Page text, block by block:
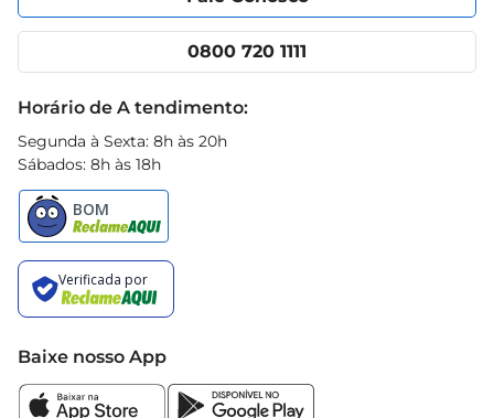
Cencosud Media
App Prezunic
0800 720 1111
Horário de A tendimento:
Segunda à Sexta: 8h às 20h
Sábados: 8h às 18h
Baixe nosso App